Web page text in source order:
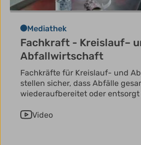
Mediathek
Fachkraft - Kreislauf–
Abfallwirtschaft
Fachkräfte für Kreislauf- und
stellen sicher, dass Abfälle
wiederaufbereitet oder entsorgt
Video